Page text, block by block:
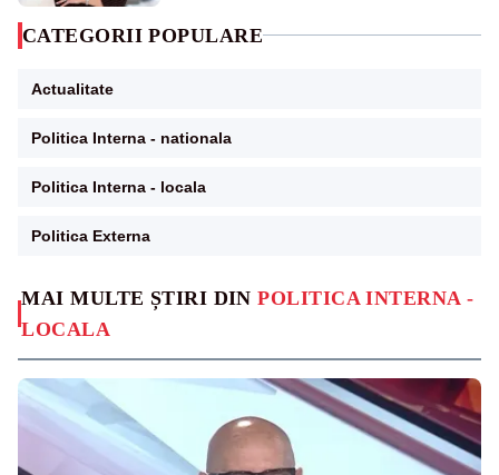
MAI MULTE ȘTIRI DINPOLITICA INTERNA -
LOCALA
CATEGORII POPULARE
Actualitate
Politica Interna - nationala
Politica Interna - locala
Politica Externa